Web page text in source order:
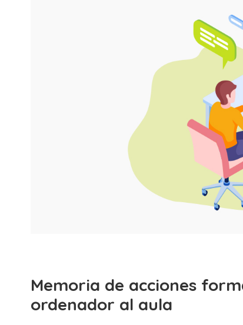
Memoria de acciones
ordenador al aula